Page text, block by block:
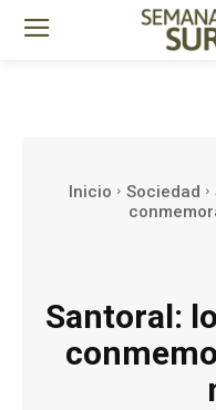
Inicio Sociedad
Santoral: